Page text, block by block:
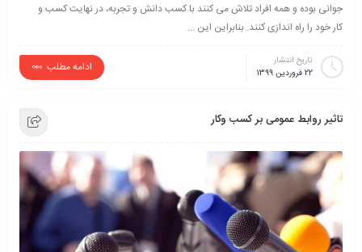
جوانی بوده و همه افراد تلاش می کنند با کسب دانش و تجربه، در نهایت کسب و
کار خود را راه اندازی کنند. بنابراین این ...
تاریخ انتشار
22 فروردین 1399
ادامه مطلب
تاثیر روابط عمومی بر کسب وکار